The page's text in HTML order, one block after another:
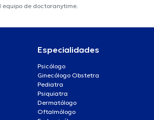
de doctoranytime.
Especialidades
Psicólogo
Ginecólogo Obstetra
Pediatra
Psiquiatra
Dermatólogo
Oftalmólogo